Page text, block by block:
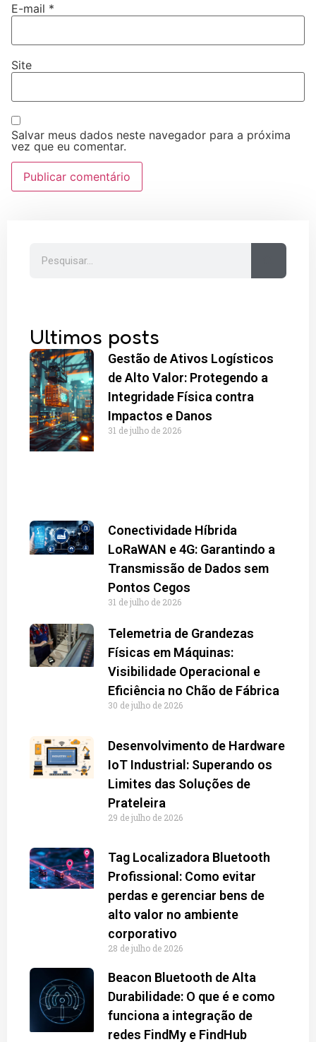
E-mail *
Site
Salvar meus dados neste navegador para a próxima
vez que eu comentar.
Ultimos posts
Gestão de Ativos Logísticos
de Alto Valor: Protegendo a
Integridade Física contra
Impactos e Danos
31 de julho de 2026
Conectividade Híbrida
LoRaWAN e 4G: Garantindo a
Transmissão de Dados sem
Pontos Cegos
31 de julho de 2026
Telemetria de Grandezas
Físicas em Máquinas:
Visibilidade Operacional e
Eficiência no Chão de Fábrica
30 de julho de 2026
Desenvolvimento de Hardware
IoT Industrial: Superando os
Limites das Soluções de
Prateleira
29 de julho de 2026
Tag Localizadora Bluetooth
Profissional: Como evitar
perdas e gerenciar bens de
alto valor no ambiente
corporativo
28 de julho de 2026
Beacon Bluetooth de Alta
Durabilidade: O que é e como
funciona a integração de
redes FindMy e FindHub